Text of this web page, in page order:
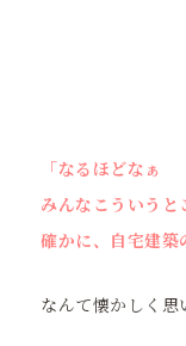
「なるほどなぁ
みんなこういうと
確かに、自宅建築
なんて懐かしく思